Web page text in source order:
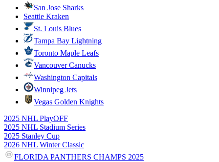
San Jose Sharks
Seattle Kraken
St. Louis Blues
Tampa Bay Lightning
Toronto Maple Leafs
Vancouver Canucks
Washington Capitals
Winnipeg Jets
Vegas Golden Knights
2025 NHL PlayOFF
2025 NHL Stadium Series
2025 Stanley Cup
2026 NHL Winter Classic
FLORIDA PANTHERS CHAMPS 2025